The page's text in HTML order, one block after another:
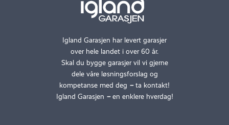
Igland Garasjen har levert garasjer
over hele landet i over 60 år.
Skal du bygge garasjer vil vi gjerne
dele våre løsningsforslag og
kompetanse med deg –ta kontakt!
Igland Garasjen –en enklere hverdag!